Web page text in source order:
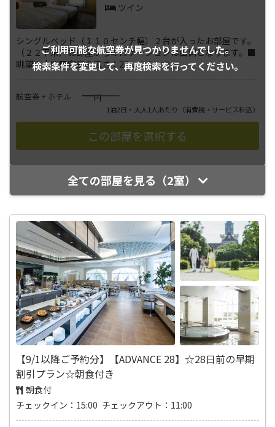
ご利用可能な航空券が見つかりませんでした。
検索条件を変更して、再度検索を行ってください。
ツイン
シングルベッド（１１０センチ幅）２台が入ったお部屋です。
（２２平米）お部屋からのロケーションは山側となります。■
眺望：山側■客室の広さ：22... さらに表示
航空券 + ホテル ――――円
1泊2日・大人1人あたり （消費税・サービス料込）
全ての部屋を見る（2室）
【9/1以降ご予約分】【ADVANCE 28】☆28日前の早期
割引プラン☆朝食付き
朝食付
チェックイン：15:00 チェックアウト：11:00